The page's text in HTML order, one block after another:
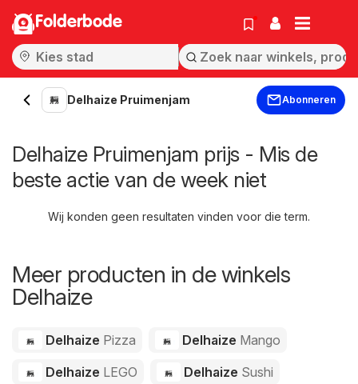
Folderbode
Delhaize Pruimenjam Abonneren
Delhaize Pruimenjam prijs - Mis de
beste actie van de week niet
Wij konden geen resultaten vinden voor die term.
Meer producten in de winkels
Delhaize
Delhaize Pizza Delhaize Mango
Delhaize LEGO Delhaize Sushi